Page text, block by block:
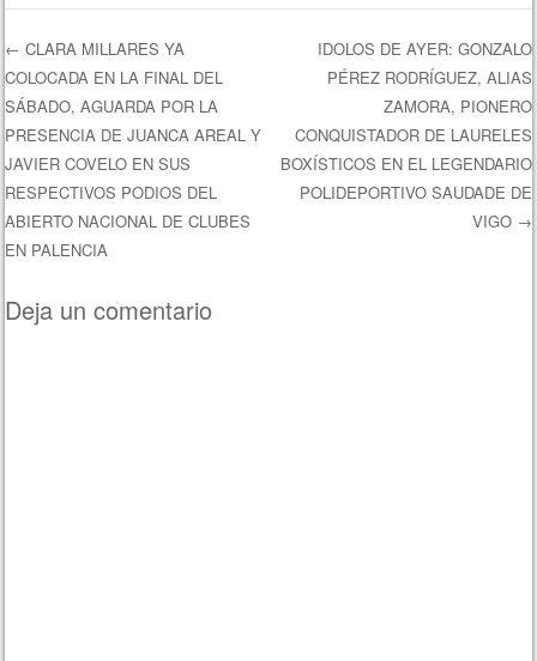
Navegación de entradas
← CLARA MILLARES YA
COLOCADA EN LA FINAL DEL
SÁBADO, AGUARDA POR LA
PRESENCIA DE JUANCA AREAL Y
JAVIER COVELO EN SUS
RESPECTIVOS PODIOS DEL
ABIERTO NACIONAL DE CLUBES
EN PALENCIA
IDOLOS DE AYER: GONZALO
PÉREZ RODRÍGUEZ, ALIAS
ZAMORA, PIONERO
CONQUISTADOR DE LAURELES
BOXÍSTICOS EN EL LEGENDARIO
POLIDEPORTIVO SAUDADE DE
VIGO →
Deja un comentario